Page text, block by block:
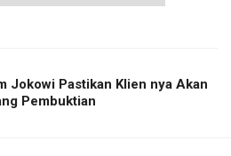
Jokowi Pastikan Klien nya Akan
Pembuktian